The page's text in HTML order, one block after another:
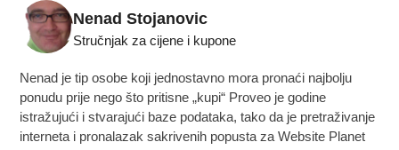
Nenad Stojanovic
Stručnjak za cijene i kupone
Nenad je tip osobe koji jednostavno mora pronaći najbolju
ponudu prije nego što pritisne „kupi“ Proveo je godine
istražujući i stvarajući baze podataka, tako da je pretraživanje
interneta i pronalazak sakrivenih popusta za Website Planet